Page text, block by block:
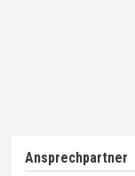
Ansprechpartner